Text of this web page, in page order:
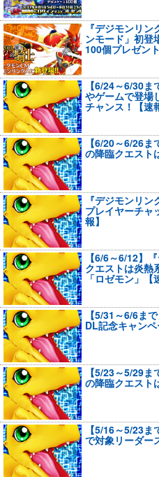
『デジモンリ
ンモード」初登
100個プレゼン
【6/24～6/30
やゲームで登場
チャンス！【速
【6/20～6/26
の降臨クエスト
『デジモンリ
プレイヤーチャ
報】
【6/6～6/12】
クエストは炎熱
「ロゼモン」【
【5/31～6/6ま
DL記念キャンペ
【5/23～5/29
の降臨クエスト
【5/16～5/23
で対象リーダー